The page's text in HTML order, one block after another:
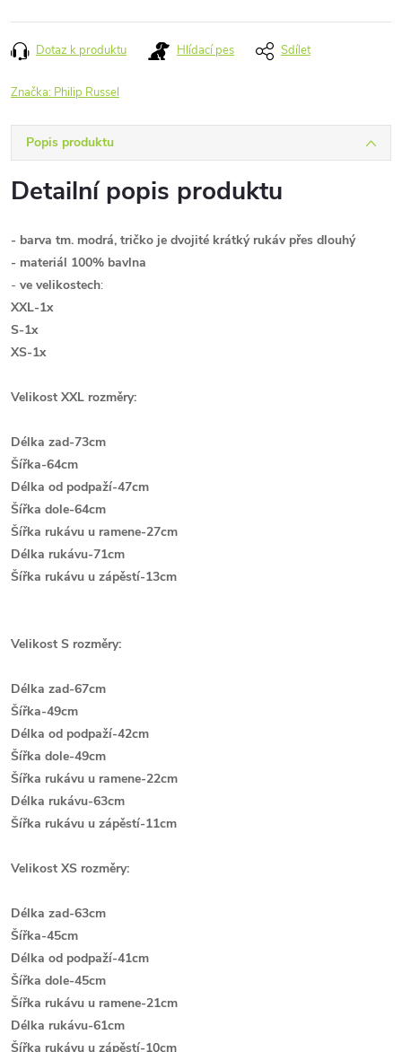
Dotaz k produktu Hlídací pes Sdílet
Značka: Philip Russel
Popis produktu
Detailní popis produktu
- barva tm. modrá, tričko je dvojité krátký rukáv přes dlouhý
- materiál 100% bavlna
- ve velikostech:
XXL-1x
S-1x
XS-1x
Velikost XXL rozměry:
Délka zad-73cm
Šířka-64cm
Délka od podpaží-47cm
Šířka dole-64cm
Šířka rukávu u ramene-27cm
Délka rukávu-71cm
Šířka rukávu u zápěstí-13cm
Velikost S rozměry:
Délka zad-67cm
Šířka-49cm
Délka od podpaží-42cm
Šířka dole-49cm
Šířka rukávu u ramene-22cm
Délka rukávu-63cm
Šířka rukávu u zápěstí-11cm
Velikost XS rozměry:
Délka zad-63cm
Šířka-45cm
Délka od podpaží-41cm
Šířka dole-45cm
Šířka rukávu u ramene-21cm
Délka rukávu-61cm
Šířka rukávu u zápěstí-10cm